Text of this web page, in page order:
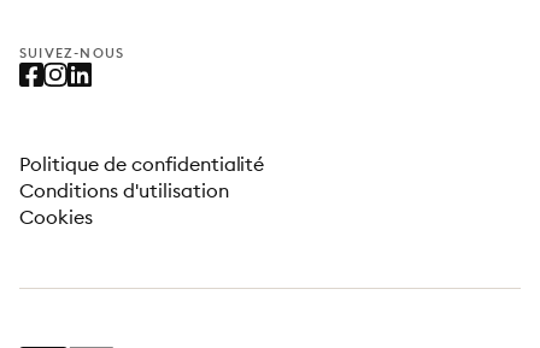
SUIVEZ-NOUS
Politique de confidentialité
Conditions d'utilisation
Cookies